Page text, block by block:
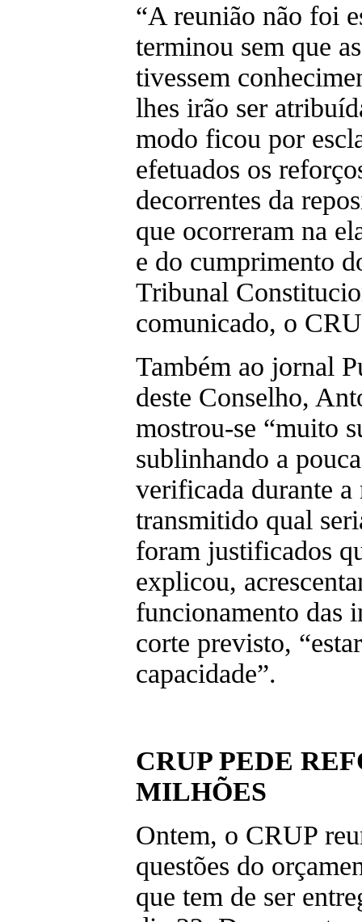
“A reunião não foi
terminou sem que
tivessem
lhes irão ser
modo ficou por
efetuados os
decorrentes da
que ocorreram na
e do cumprimento
Tribunal
comunicado, o
Também ao jornal
deste Conselho,
mostrou-se “muito
sublinhando a
verificada durante
transmitido qual
foram justificados
explicou,
funcionamento das
corte previsto,
capacidade”.
CRUP PEDE
MILHÕES
Ontem, o CRUP
questões do
que tem de ser